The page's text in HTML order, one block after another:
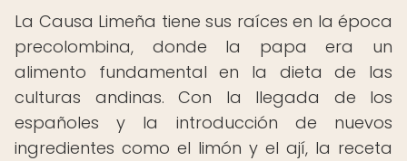
La Causa Limeña tiene sus raíces en la época
precolombina, donde la papa era un
alimento fundamental en la dieta de las
culturas andinas. Con la llegada de los
españoles y la introducción de nuevos
ingredientes como el limón y el ají, la receta